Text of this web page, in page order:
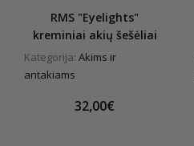
RMS "Eyelights"
kreminiai akių šešėliai
Kategorija: Akims ir
antakiams
32,00€